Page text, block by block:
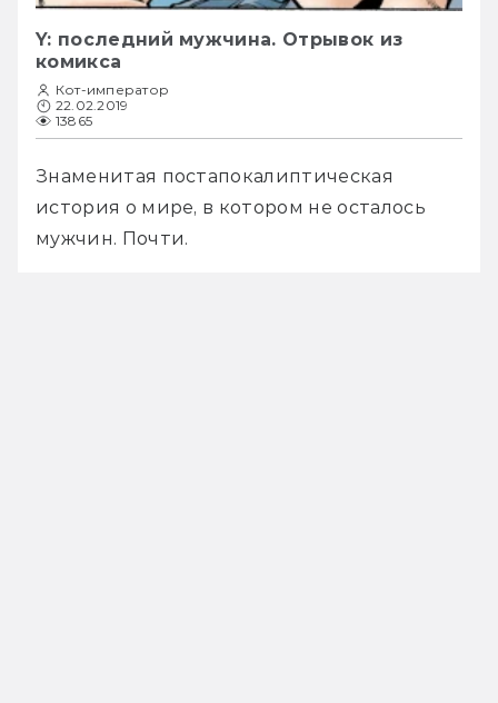
Y: последний мужчина. Отрывок из
комикса
Кот-император
22.02.2019
13865
Знаменитая постапокалиптическая
история о мире, в котором не осталось
мужчин. Почти.